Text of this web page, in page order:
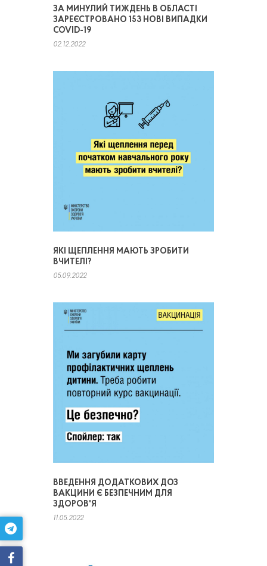
ЗА МИНУЛИЙ ТИЖДЕНЬ В ОБЛАСТІ
ЗАРЕЄСТРОВАНО 153 НОВІ ВИПАДКИ
COVID-19
02.12.2022
ЯКІ ЩЕПЛЕННЯ МАЮТЬ ЗРОБИТИ
ВЧИТЕЛІ?
05.09.2022
ВВЕДЕННЯ ДОДАТКОВИХ ДОЗ
ВАКЦИНИ Є БЕЗПЕЧНИМ ДЛЯ
ЗДОРОВ'Я
11.05.2022